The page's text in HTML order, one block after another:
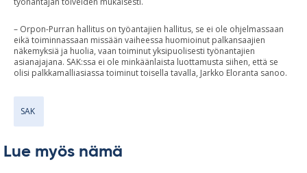
– Orpon-Purran hallitus on työantajien hallitus, se ei ole ohjelmassaan
eikä toiminnassaan missään vaiheessa huomioinut palkansaajien
näkemyksiä ja huolia, vaan toiminut yksipuolisesti työnantajien
asianajajana. SAK:ssa ei ole minkäänlaista luottamusta siihen, että se
olisi palkkamalliasiassa toiminut toisella tavalla, Jarkko Eloranta sanoo.
SAK
Lue myös nämä